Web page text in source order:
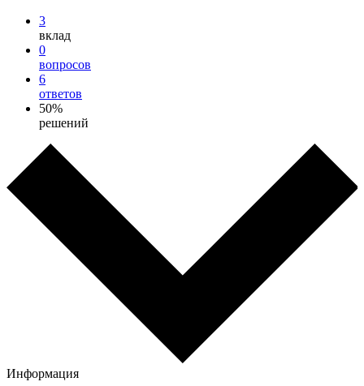
3
вклад
0
вопросов
6
ответов
50%
решений
Информация